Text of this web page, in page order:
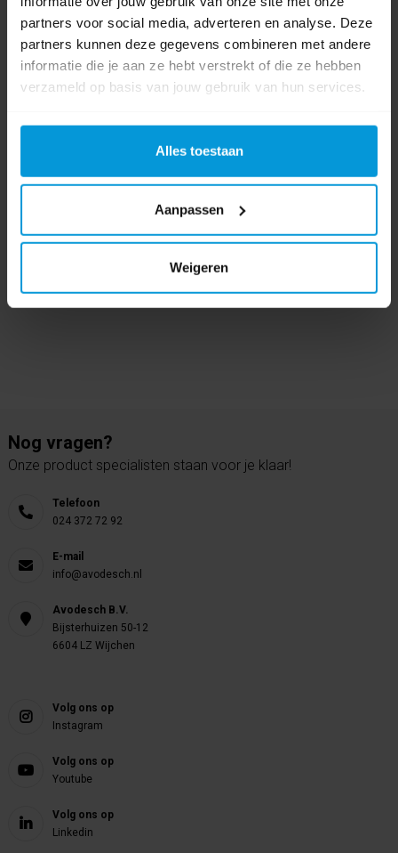
partners voor social media, adverteren en analyse. Deze
partners kunnen deze gegevens combineren met andere
informatie die je aan ze hebt verstrekt of die ze hebben
verzameld op basis van jouw gebruik van hun services.
Alles toestaan
Aanpassen
Weigeren
Product labels
sanimaid (11) , as90 (3), stainremover (6), stain remover (6), all scrub
0 beoordeling(en)
Schrijf als eerste voor dit product een beoordeling
Nog vragen?
Onze product specialisten staan voor je klaar!
Telefoon
024 372 72 92
E-mail
info@avodesch.nl
Avodesch B.V.
Bijsterhuizen 50-12
6604 LZ Wijchen
Volg ons op
Instagram
Volg ons op
Youtube
Volg ons op
Linkedin